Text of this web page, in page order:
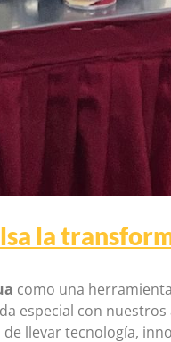
la
como una
especial con
llevar tecnología,